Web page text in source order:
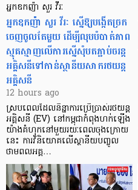
អ្នកឧកញ៉ា សួរ វីរៈ
អ្នកឧកញ៉ា សួរ វីរៈ ស្នើឱ្យបង្កើតច្រក
ចេញចូលតែមួយ ដើម្បីលុបបំបាត់ភាព
ស្មុគស្មាញលើការស្នើសុំបតភ្ជាប់ចរន្ត
អគ្គិសនីទៅកាន់ស្ថានីយសាករថយន្ត
អគ្គិសនី
12 hours ago
ស្របពេលដែលនិន្នាការប្រើប្រាស់រថយន្ត
អគ្គិសនី (EV) នៅកម្ពុជាកំពុងហក់ឡើង
យ៉ាងគំហុកនៅមួយរយៈពេលចុងក្រោយ
នេះ ការវិនិយោគលើស្ថានីយបញ្ចូល
ថាមពលអគ្គ…